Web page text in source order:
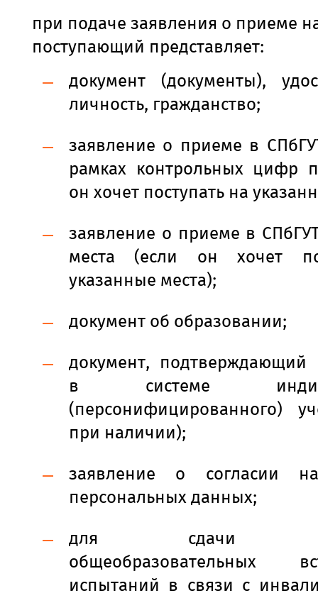
при подаче заявления о приеме
поступающий представляет:
документ (документы),
личность, гражданство;
заявление о приеме в
рамках контрольных цифр
он хочет поступать на
заявление о приеме в
места (если он хочет
указанные места);
документ об образовании;
документ, подтверждающий
в системе
(персонифицированного)
при наличии);
заявление о согласии
персональных данных;
для сдачи
общеобразовательных
испытаний в связи с